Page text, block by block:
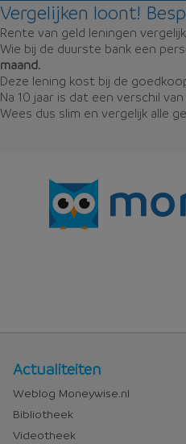
Vergelijken loont!
Rente van geld leningen
Wie bij de duurste bank een
maand.
Deze lening kost bij de
Na 10 jaar is dat een verschil van
Wees dus slim en vergelijk alle
Nieuws
en
media
Actualiteiten
Weblog Moneywise.nl
Bibliotheek
Videotheek